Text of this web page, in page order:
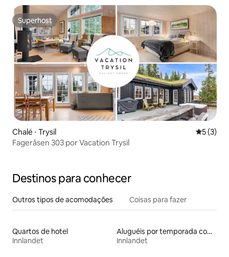
Superhost
Superhost
Chalé ⋅ Trysil 5 de
5 (3)
Fageråsen 303 por Vacation Trysil
Destinos para conhecer
Outros tipos de acomodações Coisas para fazer
Quartos de hotel
Innlandet
Aluguéis por temporada com sauna
Innlandet